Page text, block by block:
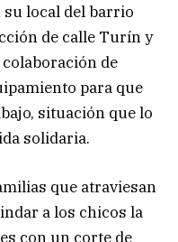
local del barrio
de calle Turín y
de
para que
situación que lo
solidaria.
que atraviesan
a los chicos la
con un corte de